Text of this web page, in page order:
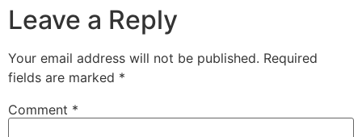
Leave a Reply
Your email address will not be published. Required
fields are marked *
Comment *